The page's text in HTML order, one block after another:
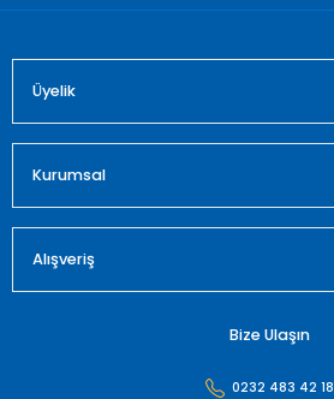
Üyelik
Kurumsal
Alışveriş
Bize Ulaşın
0232 483 42 18